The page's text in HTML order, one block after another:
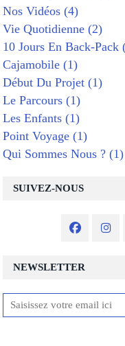
NEWSLETTER
SUIVEZ-NOUS
Nos Vidéos (4)
Vie Quotidienne (2)
10 Jours En Back-Pack
Cajamobile (1)
Début Du Projet (1)
Le Parcours (1)
Les Enfants (1)
Point Voyage (1)
Qui Sommes Nous ? (1)